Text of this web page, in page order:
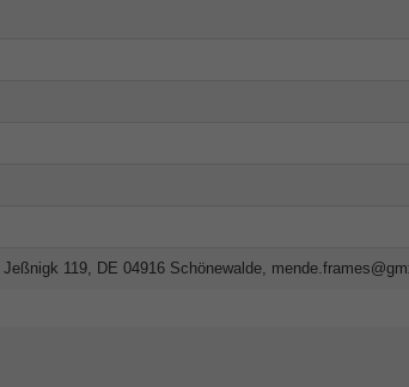
119, DE 04916 Schönewalde,